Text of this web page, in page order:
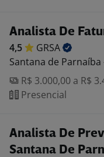
Analista De
4,5
GRSA
Santana de Parnaíba
R$ 3.000,00 a R$
Presencial
Analista De
Santana De